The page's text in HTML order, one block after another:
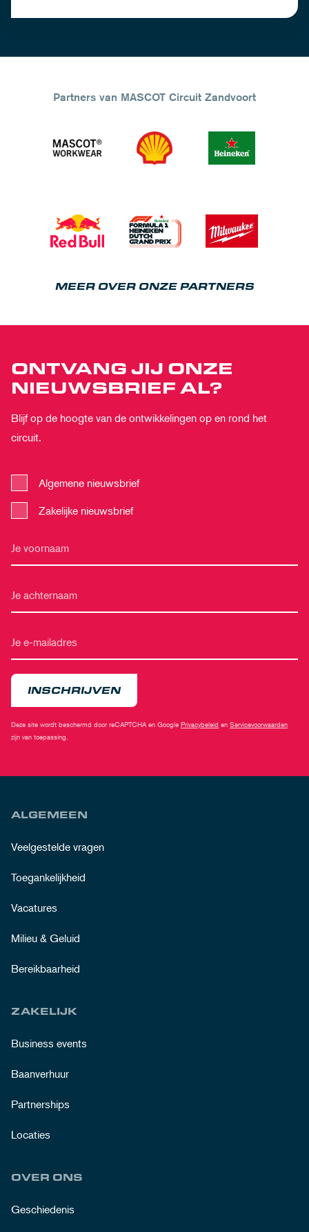
Partners van MASCOT Circuit Zandvoort
MEER OVER ONZE PARTNERS
ONTVANG JIJ ONZE
NIEUWSBRIEF AL?
Blijf op de hoogte van de ontwikkelingen op en rond het
circuit.
Algemene nieuwsbrief
Zakelijke nieuwsbrief
INSCHRIJVEN
Deze site wordt beschermd door reCAPTCHA en Google Privacybeleid en Servicevoorwaarden
zijn van toepassing.
ALGEMEEN
Veelgestelde vragen
Toegankelijkheid
Vacatures
Milieu & Geluid
Bereikbaarheid
ZAKELIJK
Business events
Baanverhuur
Partnerships
Locaties
OVER ONS
Geschiedenis